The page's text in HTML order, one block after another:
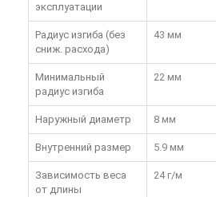
эксплуатации
Радиус изгиба (без
сниж. расхода)
43 мм
Минимальный
радиус изгиба
22 мм
Наружный диаметр 8 мм
Внутренний размер 5.9 мм
Зависимость веса
от длины
24 г/м